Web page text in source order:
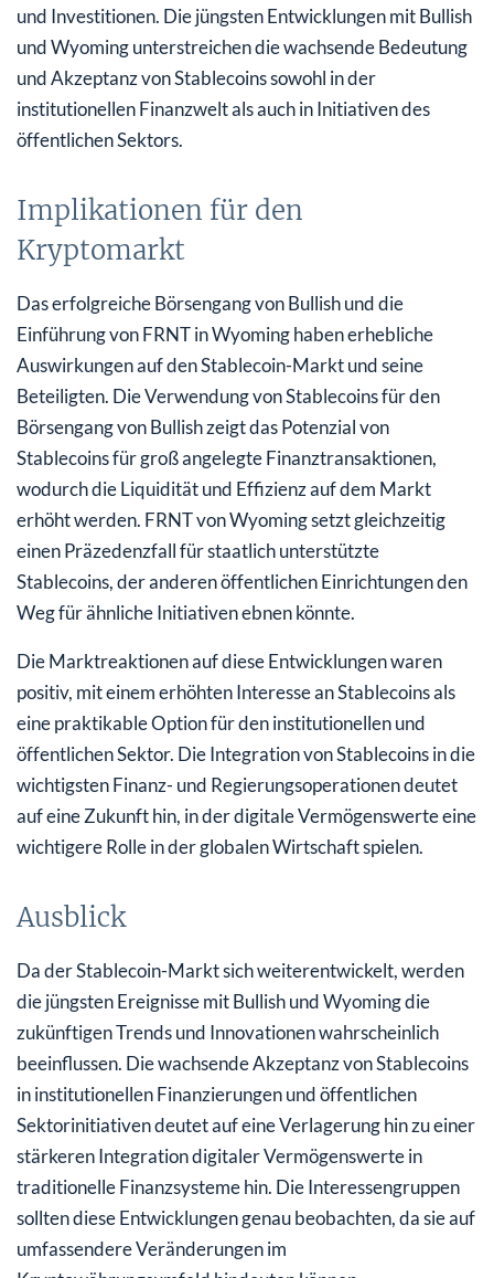
und Investitionen. Die jüngsten Entwicklungen mit Bullish
und Wyoming unterstreichen die wachsende Bedeutung
und Akzeptanz von Stablecoins sowohl in der
institutionellen Finanzwelt als auch in Initiativen des
öffentlichen Sektors.
Implikationen für den
Kryptomarkt
Das erfolgreiche Börsengang von Bullish und die
Einführung von FRNT in Wyoming haben erhebliche
Auswirkungen auf den Stablecoin-Markt und seine
Beteiligten. Die Verwendung von Stablecoins für den
Börsengang von Bullish zeigt das Potenzial von
Stablecoins für groß angelegte Finanztransaktionen,
wodurch die Liquidität und Effizienz auf dem Markt
erhöht werden. FRNT von Wyoming setzt gleichzeitig
einen Präzedenzfall für staatlich unterstützte
Stablecoins, der anderen öffentlichen Einrichtungen den
Weg für ähnliche Initiativen ebnen könnte.
Die Marktreaktionen auf diese Entwicklungen waren
positiv, mit einem erhöhten Interesse an Stablecoins als
eine praktikable Option für den institutionellen und
öffentlichen Sektor. Die Integration von Stablecoins in die
wichtigsten Finanz- und Regierungsoperationen deutet
auf eine Zukunft hin, in der digitale Vermögenswerte eine
wichtigere Rolle in der globalen Wirtschaft spielen.
Ausblick
Da der Stablecoin-Markt sich weiterentwickelt, werden
die jüngsten Ereignisse mit Bullish und Wyoming die
zukünftigen Trends und Innovationen wahrscheinlich
beeinflussen. Die wachsende Akzeptanz von Stablecoins
in institutionellen Finanzierungen und öffentlichen
Sektorinitiativen deutet auf eine Verlagerung hin zu einer
stärkeren Integration digitaler Vermögenswerte in
traditionelle Finanzsysteme hin. Die Interessengruppen
sollten diese Entwicklungen genau beobachten, da sie auf
umfassendere Veränderungen im